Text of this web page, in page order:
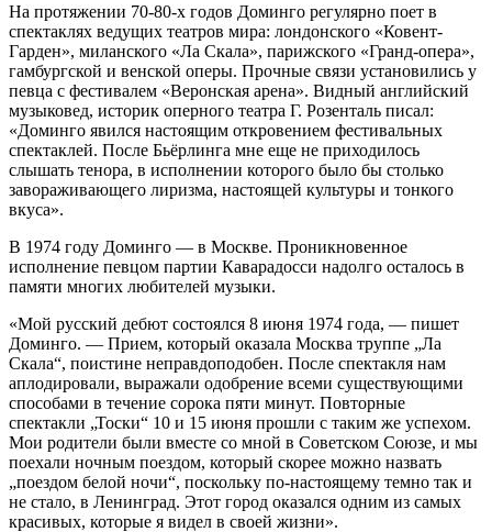
На протяжении 70-80-х годов Доминго регулярно поет в
спектаклях ведущих театров мира: лондонского «Ковент-
Гарден», миланского «Ла Скала», парижского «Гранд-опера»,
гамбургской и венской оперы. Прочные связи установились у
певца с фестивалем «Веронская арена». Видный английский
музыковед, историк оперного театра Г. Розенталь писал:
«Доминго явился настоящим откровением фестивальных
спектаклей. После Бьёрлинга мне еще не приходилось
слышать тенора, в исполнении которого было бы столько
завораживающего лиризма, настоящей культуры и тонкого
вкуса».
В 1974 году Доминго — в Москве. Проникновенное
исполнение певцом партии Каварадосси надолго осталось в
памяти многих любителей музыки.
«Мой русский дебют состоялся 8 июня 1974 года, — пишет
Доминго. — Прием, который оказала Москва труппе „Ла
Скала“, поистине неправдоподобен. После спектакля нам
аплодировали, выражали одобрение всеми существующими
способами в течение сорока пяти минут. Повторные
спектакли „Тоски“ 10 и 15 июня прошли с таким же успехом.
Мои родители были вместе со мной в Советском Союзе, и мы
поехали ночным поездом, который скорее можно назвать
„поездом белой ночи“, поскольку по-настоящему темно так и
не стало, в Ленинград. Этот город оказался одним из самых
красивых, которые я видел в своей жизни».